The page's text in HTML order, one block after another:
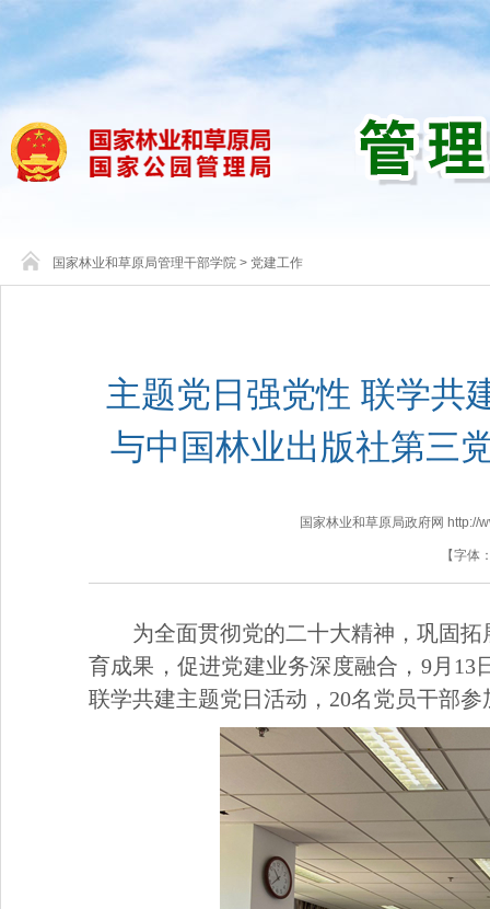
国家林业和草原局管理干部学院 > 党建工作
主题党日强党性 联学
与中国林业出版社第三
国家林业和草原局政府网 http://
【字体
为全面贯彻党的二十大精神，巩固
育成果，促进党建业务深度融合，9月
联学共建主题党日活动，20名党员干部参